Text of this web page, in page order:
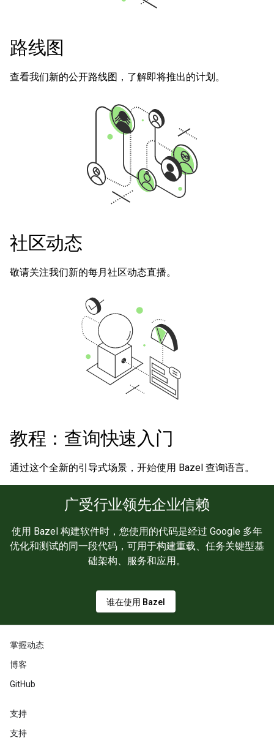
路线图
查看我们新的公开路线图，了解即将推出的计划。
社区动态
敬请关注我们新的每月社区动态直播。
教程：查询快速入门
通过这个全新的引导式场景，开始使用 Bazel 查询语言。
广受行业领先企业信赖
使用 Bazel 构建软件时，您使用的代码是经过 Google 多年
优化和测试的同一段代码，可用于构建重载、任务关键型基
础架构、服务和应用。
谁在使用 Bazel
掌握动态
博客
GitHub
支持
支持